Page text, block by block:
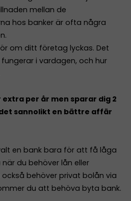
mellan de
hos banker är ofta några
om ditt företag lyckas. Det
i vardagen, och hur
extra per år men sparar dig 2
sannolikt en bättre affär
en bank bara för att få låga
du behöver lån eller
också behöver privat bolån via
du att behöva byta bank.